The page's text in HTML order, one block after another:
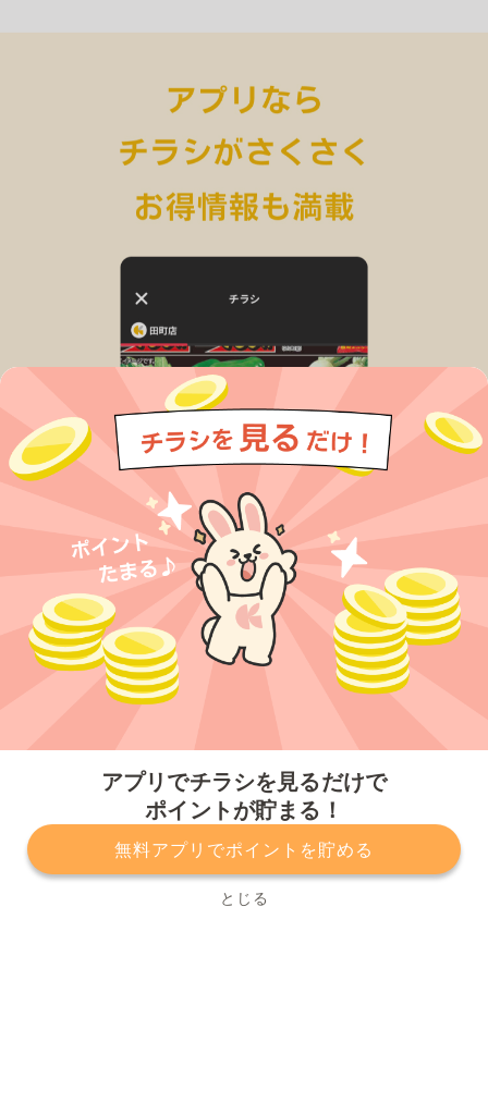
アプリでチラシを見るだけで
ポイントが貯まる！
無料アプリでポイントを貯める
とじる
プライバシーポリシー 利用規約
運営会社
サービスに関してのお問い合わせ